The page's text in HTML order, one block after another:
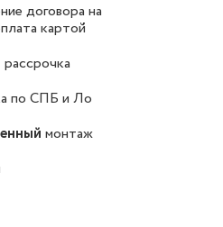
договора на
картой
рассрочка
по СПБ и Ло
монтаж